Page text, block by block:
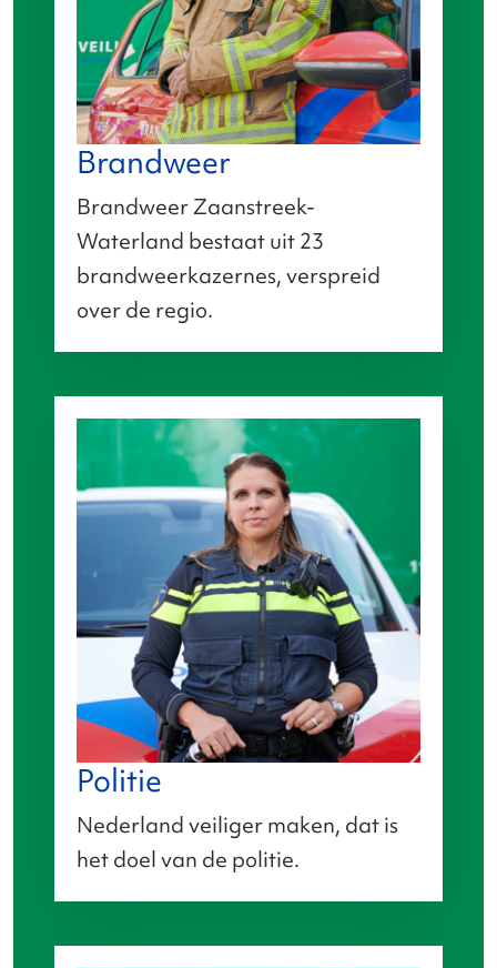
Brandweer
Brandweer Zaanstreek-
Waterland bestaat uit 23
brandweerkazernes, verspreid
over de regio.
Politie
Nederland veiliger maken, dat is
het doel van de politie.